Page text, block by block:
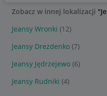
Zobacz w innej lokalizacji
Jeansy Wronki (12)
Jeansy Drezdenko (7)
Jeansy Jędrzejewo (6)
Jeansy Rudniki (4)